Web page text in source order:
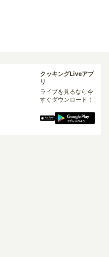
クッキングLiveアプ
リ
ライブを見るなら今
すぐダウンロード！